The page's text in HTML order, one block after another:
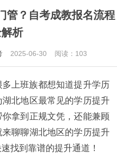
管？自考成教报名流程
析
2025-06-30 阅读：103
上班族都想知道提升学历
北地区最常见的学历提升
拿到正规文凭，还能兼顾
聊聊湖北地区的学历提升
找到靠谱的提升通道！